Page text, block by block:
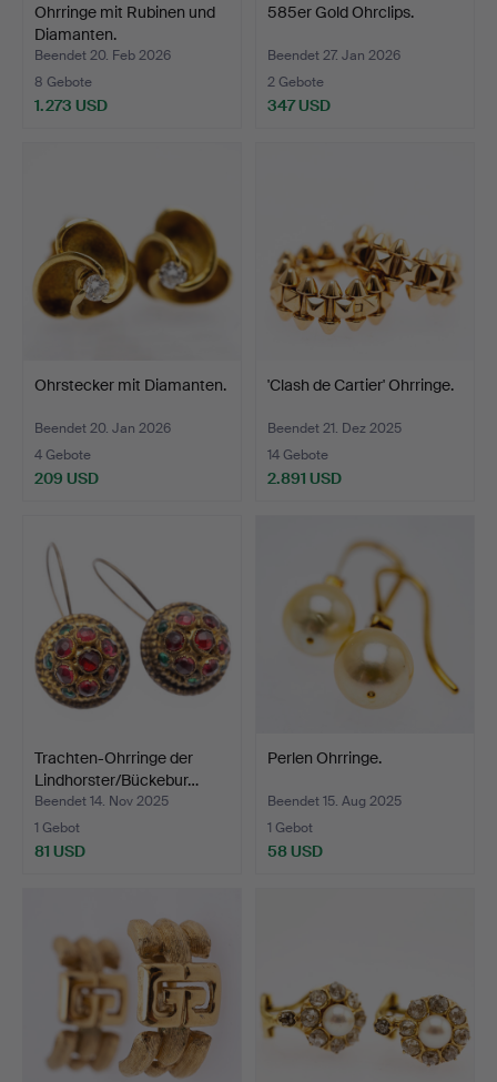
Ohrringe mit Rubinen und
Diamanten.
Beendet 20. Feb 2026
8 Gebote
1.273 USD
585er Gold Ohrclips.
Beendet 27. Jan 2026
2 Gebote
347 USD
Ohrstecker mit Diamanten.
Beendet 20. Jan 2026
4 Gebote
209 USD
'Clash de Cartier' Ohrringe.
Beendet 21. Dez 2025
14 Gebote
2.891 USD
Trachten-Ohrringe der
Lindhorster/Bückebur…
Beendet 14. Nov 2025
1 Gebot
81 USD
Perlen Ohrringe.
Beendet 15. Aug 2025
1 Gebot
58 USD